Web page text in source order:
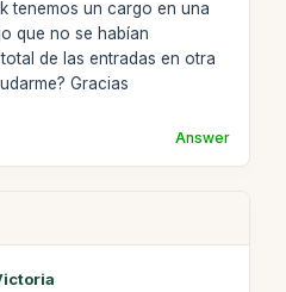
tenemos un cargo en una
que no se habían
de las entradas en otra
Gracias
Answer